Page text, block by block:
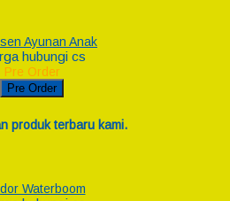
Ayunan Anak
hubungi cs
Pre Order
Pre Order
produk terbaru kami.
Waterboom